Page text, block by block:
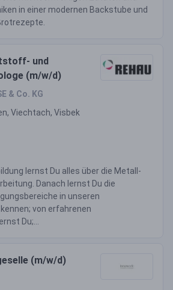
in einer modernen Backstube und
und
(m/w/d)
& Co. KG
Viechtach, Visbek
lernst Du alles über die Metall-
Danach lernst Du die
in unseren
von erfahrenen
Du;...
(m/w/d)